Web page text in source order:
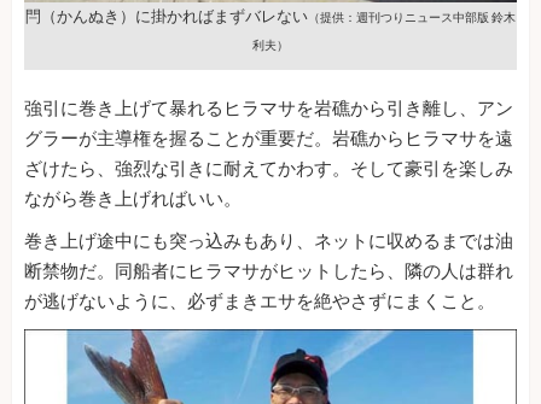
閂（かんぬき）に掛かればまずバレない （提供：週刊つりニュース中部版 鈴木
利夫）
強引に巻き上げて暴れるヒラマサを岩礁から引き離し、アン
グラーが主導権を握ることが重要だ。岩礁からヒラマサを遠
ざけたら、強烈な引きに耐えてかわす。そして豪引を楽しみ
ながら巻き上げればいい。
巻き上げ途中にも突っ込みもあり、ネットに収めるまでは油
断禁物だ。同船者にヒラマサがヒットしたら、隣の人は群れ
が逃げないように、必ずまきエサを絶やさずにまくこと。